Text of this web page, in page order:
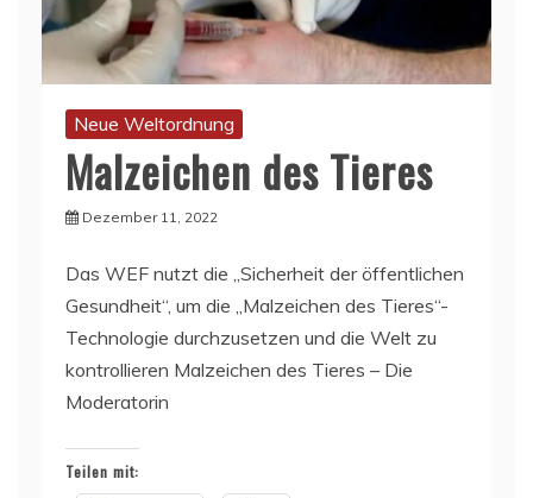
Neue Weltordnung
Malzeichen des Tieres
Dezember 11, 2022
Das WEF nutzt die „Sicherheit der öffentlichen
Gesundheit“, um die „Malzeichen des Tieres“-
Technologie durchzusetzen und die Welt zu
kontrollieren Malzeichen des Tieres – Die
Moderatorin
Teilen mit: